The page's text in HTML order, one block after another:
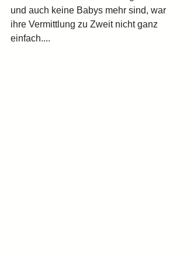
und auch keine Babys mehr sind, war
ihre Vermittlung zu Zweit nicht ganz
einfach....